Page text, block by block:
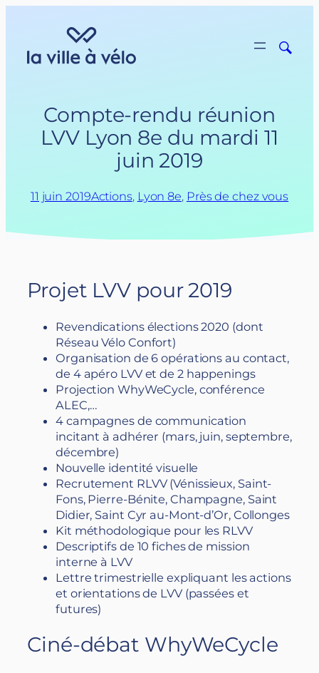
Compte-rendu réunion
LVV Lyon 8e du mardi 11
juin 2019
11 juin 2019Actions, Lyon 8e, Près de chez vous
Projet LVV pour 2019
Revendications élections 2020 (dont
Réseau Vélo Confort)
Organisation de 6 opérations au contact,
de 4 apéro LVV et de 2 happenings
Projection WhyWeCycle, conférence
ALEC,…
4 campagnes de communication
incitant à adhérer (mars, juin, septembre,
décembre)
Nouvelle identité visuelle
Recrutement RLVV (Vénissieux, Saint-
Fons, Pierre-Bénite, Champagne, Saint
Didier, Saint Cyr au-Mont-d’Or, Collonges
Kit méthodologique pour les RLVV
Descriptifs de 10 fiches de mission
interne à LVV
Lettre trimestrielle expliquant les actions
et orientations de LVV (passées et
futures)
Ciné-débat WhyWeCycle